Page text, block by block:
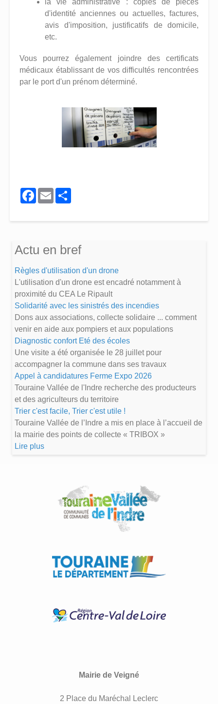
d'identité anciennes ou actuelles, factures,
avis d'imposition, justificatifs de domicile,
etc.
Vous pourrez également joindre des certificats
médicaux établissant de vos difficultés rencontrées
par le port d'un prénom déterminé.
Facebook
Email
Actu en bref
Règles d'utilisation d'un drone
L'utilisation d'un drone est encadré notamment à
proximité du CEA Le Ripault
Solidarité avec les sinistrés des incendies
Dons aux associations, collecte solidaire ... comment
venir en aide aux pompiers et aux populations
Diagnostic confort Eté des écoles
Une visite a été organisée le 28 juillet pour
accompagner la commune dans ses travaux
Appel à candidatures Ferme Expo 2026
Touraine Vallée de l'Indre recherche des producteurs
et des agriculteurs du territoire
Trier c'est facile, Trier c'est utile !
Touraine Vallée de l’Indre a mis en place à l’accueil de
la mairie des points de collecte « TRIBOX »
Lire plus
Mairie de Veigné
2 Place du Maréchal Leclerc